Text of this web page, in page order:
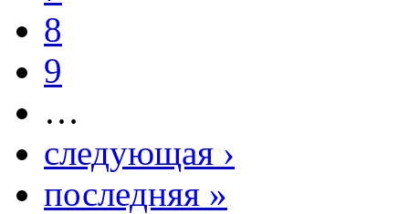
8
9
…
следующая ›
последняя »